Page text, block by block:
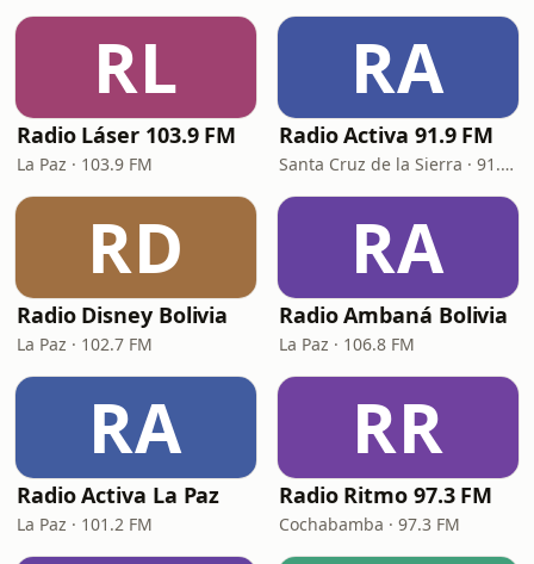
RL
Radio Láser 103.9 FM
La Paz · 103.9 FM
RA
Radio Activa 91.9 FM
Santa Cruz de la Sierra · 91.9 FM
RD
Radio Disney Bolivia
La Paz · 102.7 FM
RA
Radio Ambaná Bolivia
La Paz · 106.8 FM
RA
Radio Activa La Paz
La Paz · 101.2 FM
RR
Radio Ritmo 97.3 FM
Cochabamba · 97.3 FM